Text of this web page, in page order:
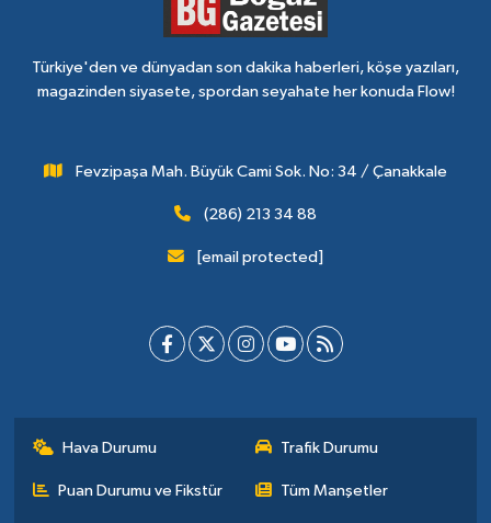
Türkiye'den ve dünyadan son dakika haberleri, köşe yazıları,
magazinden siyasete, spordan seyahate her konuda Flow!
Fevzipaşa Mah. Büyük Cami Sok. No: 34 / Çanakkale
(286) 213 34 88
[email protected]
Hava Durumu Trafik Durumu
Puan Durumu ve Fikstür Tüm Manşetler